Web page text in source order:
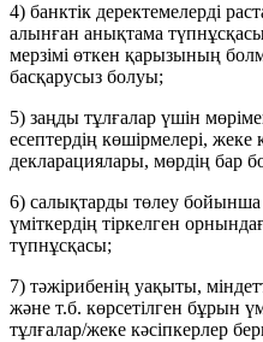
4) банктік деректемелерді
алынған анықтама
мерзімі өткен қарызының
басқарусыз болуы;
5) заңды тұлғалар үшін
есептердің көшірмелері, жеке
декларациялары, мөрдің бар
6) салықтарды төлеу
үміткердің тіркелген
түпнұсқасы;
7) тәжірибенің уақыты,
жəне т.б. көрсетілген бұрын
тұлғалар/жеке кәсіпкерлер